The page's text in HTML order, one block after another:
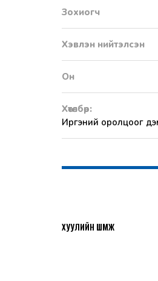
Зохиогч
Хэвлэн нийтэлсэн
Он
Хөтөлбөр:
Иргэний оролцоог
ХУУЛИЙН ШҮҮМЖ